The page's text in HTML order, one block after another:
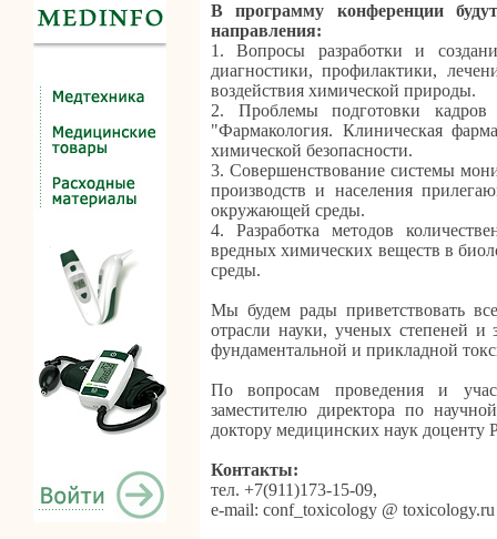
В программу конференции
направления:
1. Вопросы разработки и
диагностики, профилактики,
воздействия химической природы.
2. Проблемы подготовки кадров
"Фармакология. Клиническая
химической безопасности.
3. Совершенствование системы
производств и населения
окружающей среды.
4. Разработка методов
вредных химических веществ в
среды.
Мы будем рады приветствовать
отрасли науки, ученых степеней и
фундаментальной и прикладной
По вопросам проведения и
заместителю директора по
доктору медицинских наук
Контакты:
тел. +7(911)173-15-09,
e-mail: conf_toxicology @ toxicology.ru